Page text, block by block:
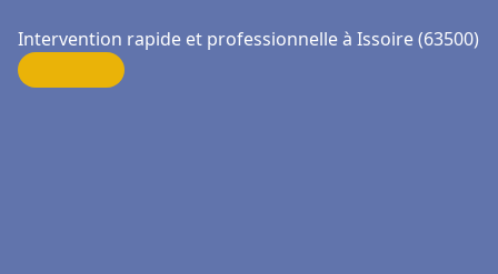
Intervention rapide et professionnelle à Issoire (63500)